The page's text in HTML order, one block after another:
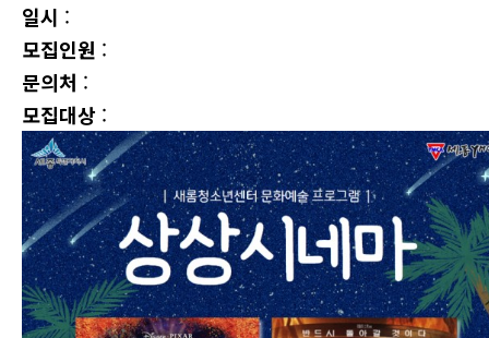
일시 :
모집인원 :
문의처 :
모집대상 :